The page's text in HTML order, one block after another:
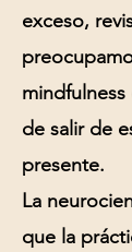
exceso,
mindfulness
de salir de
presente.
La
que la